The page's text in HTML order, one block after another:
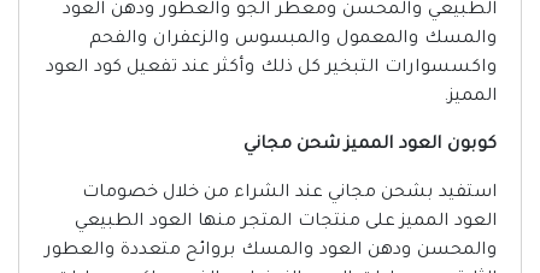
الطبيعي والمحسن ومعطر الجو والعطور ودهن العود
والمسك والمعمول والمبسوس والزعفران والفحم
واكسسوارات التبخير كل ذلك وأكثر عند تفعيل كود العود
المميز.
كوبون العود المميز شحن مجاني
استفيد بشحن مجاني عند الشراء من خلال خصومات
العود المميز على منتجات المتجر منها العود الطبيعي
والمحسن ودهن العود والمسك بروائح متعددة والعطور